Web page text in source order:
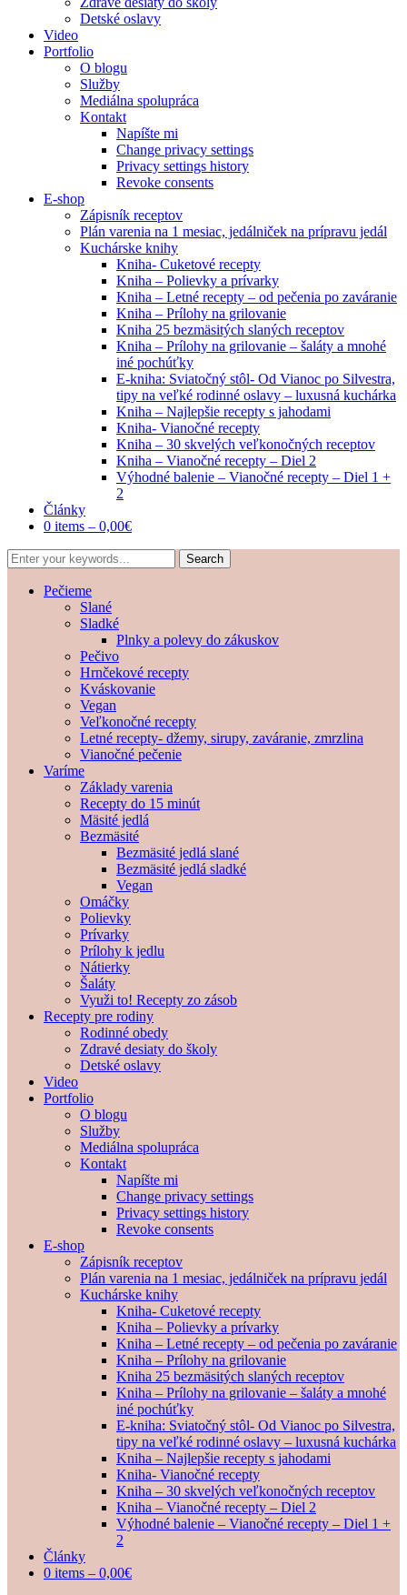
Detské oslavy
Video
Portfolio
O blogu
Služby
Mediálna spolupráca
Kontakt
Napíšte mi
Change privacy settings
Privacy settings history
Revoke consents
E-shop
Zápisník receptov
Plán varenia na 1 mesiac, jedálniček na prípravu jedál
Kuchárske knihy
Kniha- Cuketové recepty
Kniha – Polievky a prívarky
Kniha – Letné recepty – od pečenia po zaváranie
Kniha – Prílohy na grilovanie
Kniha 25 bezmäsitých slaných receptov
Kniha – Prílohy na grilovanie – šaláty a mnohé
iné pochúťky
E-kniha: Sviatočný stôl- Od Vianoc po Silvestra,
tipy na veľké rodinné oslavy – luxusná kuchárka
Kniha – Najlepšie recepty s jahodami
Kniha- Vianočné recepty
Kniha – 30 skvelých veľkonočných receptov
Kniha – Vianočné recepty – Diel 2
Výhodné balenie – Vianočné recepty – Diel 1 +
2
Články
0 items – 0,00€
Pečieme
Slané
Sladké
Plnky a polevy do zákuskov
Pečivo
Hrnčekové recepty
Kváskovanie
Vegan
Veľkonočné recepty
Letné recepty- džemy, sirupy, zaváranie, zmrzlina
Vianočné pečenie
Varíme
Základy varenia
Recepty do 15 minút
Mäsité jedlá
Bezmäsité
Bezmäsité jedlá slané
Bezmäsité jedlá sladké
Vegan
Omáčky
Polievky
Prívarky
Prílohy k jedlu
Nátierky
Šaláty
Využi to! Recepty zo zásob
Recepty pre rodiny
Rodinné obedy
Zdravé desiaty do školy
Detské oslavy
Video
Portfolio
O blogu
Služby
Mediálna spolupráca
Kontakt
Napíšte mi
Change privacy settings
Privacy settings history
Revoke consents
E-shop
Zápisník receptov
Plán varenia na 1 mesiac, jedálniček na prípravu jedál
Kuchárske knihy
Kniha- Cuketové recepty
Kniha – Polievky a prívarky
Kniha – Letné recepty – od pečenia po zaváranie
Kniha – Prílohy na grilovanie
Kniha 25 bezmäsitých slaných receptov
Kniha – Prílohy na grilovanie – šaláty a mnohé
iné pochúťky
E-kniha: Sviatočný stôl- Od Vianoc po Silvestra,
tipy na veľké rodinné oslavy – luxusná kuchárka
Kniha – Najlepšie recepty s jahodami
Kniha- Vianočné recepty
Kniha – 30 skvelých veľkonočných receptov
Kniha – Vianočné recepty – Diel 2
Výhodné balenie – Vianočné recepty – Diel 1 +
2
Články
0 items – 0,00€